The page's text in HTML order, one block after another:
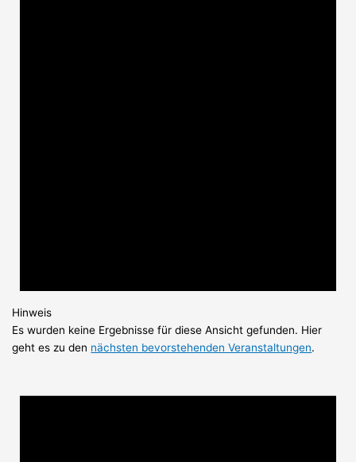
Hinweis
Es wurden keine Ergebnisse für diese Ansicht gefunden. Hier
geht es zu den nächsten bevorstehenden Veranstaltungen.